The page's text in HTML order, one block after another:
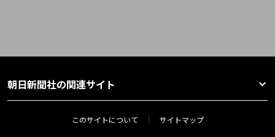
朝日新聞社の関連サイト
このサイトについて サイトマップ